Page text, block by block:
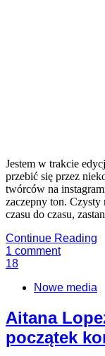
Jestem w trakcie
przebić się przez
twórców na
zaczepny ton. Czysty
czasu do czasu,
Continue Reading
1 comment
18
Nowe media
Aitana
początek